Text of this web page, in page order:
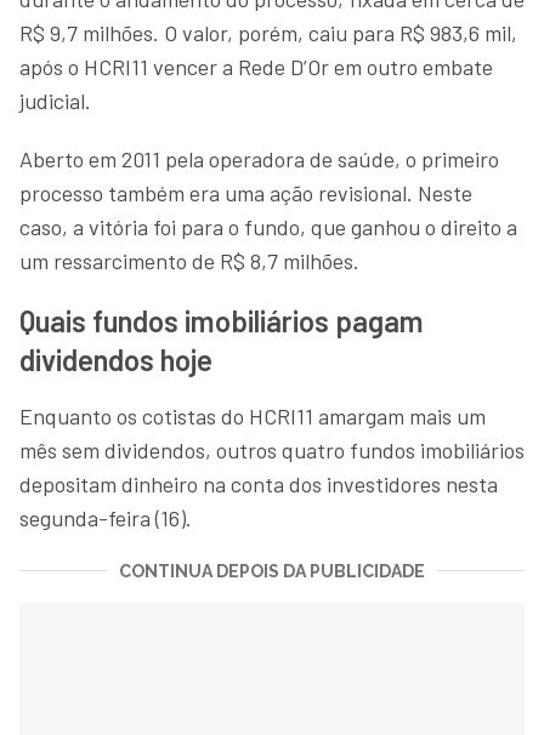
R$ 9,7 milhões. O valor, porém, caiu para R$ 983,6 mil,
após o HCRI11 vencer a Rede D’Or em outro embate
judicial.
Aberto em 2011 pela operadora de saúde, o primeiro
processo também era uma ação revisional. Neste
caso, a vitória foi para o fundo, que ganhou o direito a
um ressarcimento de R$ 8,7 milhões.
Quais fundos imobiliários pagam
dividendos hoje
Enquanto os cotistas do HCRI11 amargam mais um
mês sem dividendos, outros quatro fundos imobiliários
depositam dinheiro na conta dos investidores nesta
segunda-feira (16).
CONTINUA DEPOIS DA PUBLICIDADE